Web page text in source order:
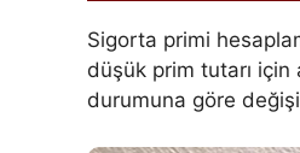
Sigorta primi
düşük prim tutarı için
durumuna göre